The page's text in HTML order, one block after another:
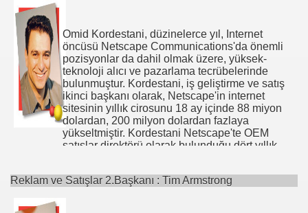
içerir. Şu gibi lider akademik yayınlarda
düzinelerce yayını vardır; World Wide Web'den
Desenleri ve İlişkileri Elde Etmek; Dinamik Data
Mining: Veri ve Yüksek Boyutluluk için Yeni Bir
Yapı, Larry Page ile yayınladığı; Sağlam Veri
Yapılarında Boyutlandırılabilir Teknikler,Dinamik
Nesene Setleri Sayımı ve Market Sepet Verileri
Geliştirme; ve Market Sepetleri Ötesinde:
Korelasyonların, İlişkilendirilme Kurallarının
Genelleştirilmesi.
Teknlolji Forumu, Teknoloji, Eğlence ve Tasarım
Omid Kordestani, düzinelerce yıl, Internet
öncüsü Netscape Communications'da önemli
pozisyonlar da dahil olmak üzere, yüksek-
teknoloji alıcı ve pazarlama tecrübelerinde
bulunmuştur. Kordestani, iş geliştirme ve satış
ikinci başkanı olarak, Netscape'in internet
sitesinin yıllık cirosunu 18 ay içinde 88 miyon
dolardan, 200 milyon dolardan fazlaya
yükseltmiştir. Kordestani Netscape'te OEM
satışlar direktörü olarak bulunduğu dört yıllık
büyük tüketici firmaları ile ilişkileri geliştirmiştir.
Reklam ve Satışlar 2.Başkanı : Tim Armstrong